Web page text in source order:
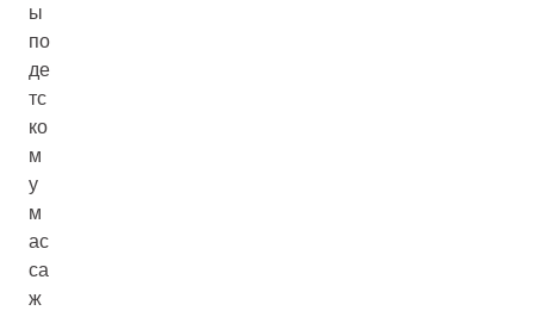
ы
по
де
тс
ко
м
у
м
ас
са
ж